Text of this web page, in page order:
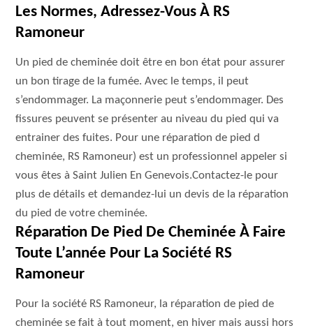
Les Normes, Adressez-Vous À RS
Ramoneur
Un pied de cheminée doit être en bon état pour assurer
un bon tirage de la fumée. Avec le temps, il peut
s’endommager. La maçonnerie peut s’endommager. Des
fissures peuvent se présenter au niveau du pied qui va
entrainer des fuites. Pour une réparation de pied d
cheminée, RS Ramoneur) est un professionnel appeler si
vous êtes à Saint Julien En Genevois.Contactez-le pour
plus de détails et demandez-lui un devis de la réparation
du pied de votre cheminée.
Réparation De Pied De Cheminée À Faire
Toute L’année Pour La Société RS
Ramoneur
Pour la société RS Ramoneur, la réparation de pied de
cheminée se fait à tout moment, en hiver mais aussi hors